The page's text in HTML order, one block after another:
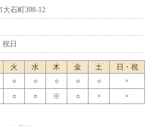
大石町398-12
日
火 水 木 金 土
日・祝
○ ○ ○ ○ ○
×
○ ○ ※ ○ ×
×